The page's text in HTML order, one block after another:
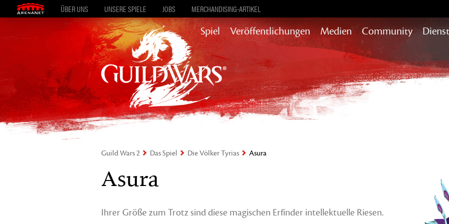
ÜBER UNS UNSERE SPIELE JOBS MERCHANDISING-ARTIKEL
Spiel Veröffentlichungen
Inhaltliche Updates für Story,
Belohnungen & mehr
„Heart of
Thorns”
„Path of Fire”
„End of
Obscure„
Medien Community
Guild Wars 2 Das Spiel Die Völker Tyrias Asura
Asura
Ihrer Größe zum Trotz sind diese magischen Erfinder intellektuelle Riesen.